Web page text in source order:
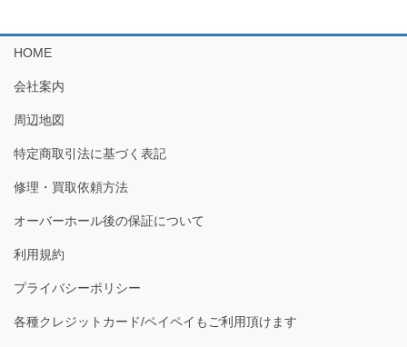
HOME
会社案内
周辺地図
特定商取引法に基づく表記
修理・買取依頼方法
オーバーホール後の保証について
利用規約
プライバシーポリシー
各種クレジットカード/ペイペイもご利用頂けます